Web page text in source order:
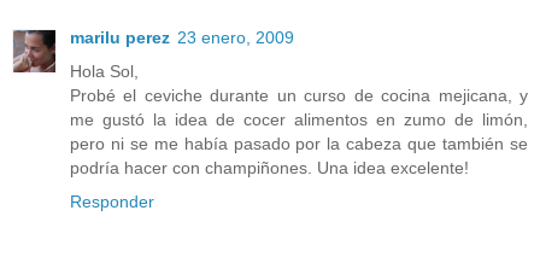
marilu perez 23 enero, 2009
Hola Sol,
Probé el ceviche durante un curso de cocina mejicana, y
me gustó la idea de cocer alimentos en zumo de limón,
pero ni se me había pasado por la cabeza que también se
podría hacer con champiñones. Una idea excelente!
Responder